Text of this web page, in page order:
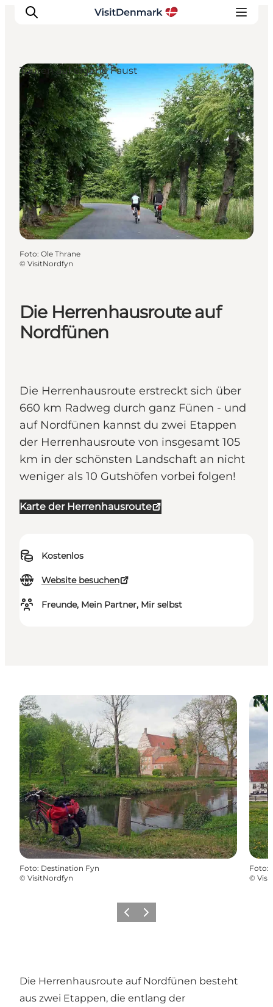
Inspiration
Regionen
Erlebnisse
Unterkünfte
Reiseplanung
Die Herrenhausroute auf
Nordfünen
Die Herrenhausroute erstreckt sich über
660 km Radweg durch ganz Fünen - und
auf Nordfünen kannst du zwei Etappen
der Herrenhausroute von insgesamt 105
km in der schönsten Landschaft an nicht
weniger als 10 Gutshöfen vorbei folgen!
Karte der Herrenhausroute
Kostenlos
Website besuchen
Freunde, Mein Partner, Mir selbst
Touren auf eigene Faust
Foto: Ole Thrane
© VisitNordfyn
Foto: Destination Fyn
© VisitNordfyn
Foto:
©
ZurückWeiter
Die Herrenhausroute auf Nordfünen besteht
aus zwei Etappen, die entlang der